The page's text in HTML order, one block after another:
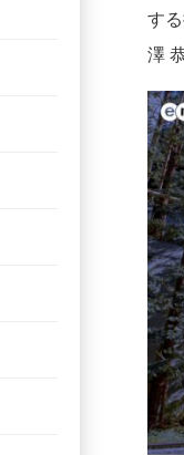
す
澤